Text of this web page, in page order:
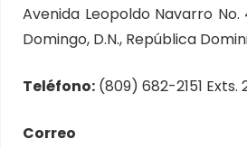
Avenida Leopoldo Navarro No.
Domingo, D.N., República
Teléfono: (809) 682-2151 Exts.
Correo